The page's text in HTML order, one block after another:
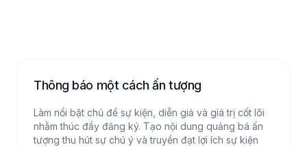
Thông báo một cách ấn tượng
Làm nổi bật chủ đề sự kiện, diễn giả và giá trị cốt lõi
nhằm thúc đẩy đăng ký. Tạo nội dung quảng bá ấn
tượng thu hút sự chú ý và truyền đạt lợi ích sự kiện